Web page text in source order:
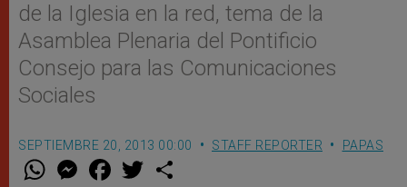
de la Iglesia en la red, tema de la
Asamblea Plenaria del Pontificio
Consejo para las Comunicaciones
Sociales
SEPTIEMBRE 20, 2013 00:00 STAFF REPORTER PAPAS
W M
e
F
a w